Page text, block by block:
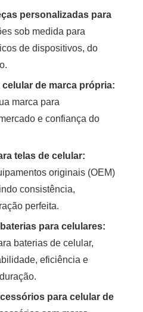
personalizadas para
sob medida para
de dispositivos, do
de marca própria:
marca para
e confiança do
telas de celular:
originais (OEM)
consistência,
perfeita.
para celulares:
baterias de celular,
eficiência e
para celular de